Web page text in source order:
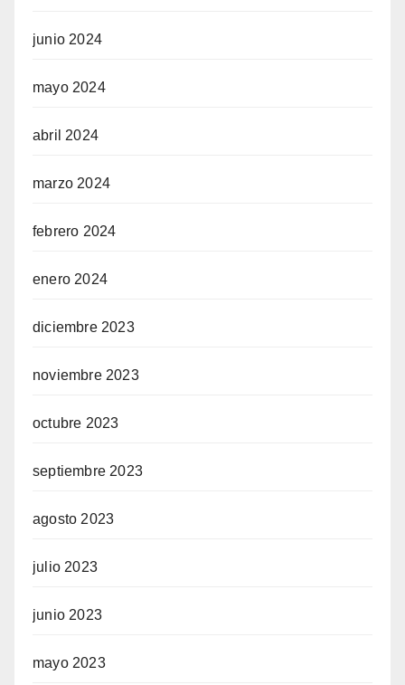
junio 2024
mayo 2024
abril 2024
marzo 2024
febrero 2024
enero 2024
diciembre 2023
noviembre 2023
octubre 2023
septiembre 2023
agosto 2023
julio 2023
junio 2023
mayo 2023